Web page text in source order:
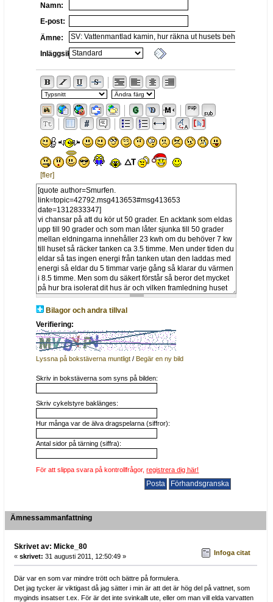
Namn:
E-post:
Ämne:
Inläggsikon:
[fler]
Bilagor och andra tillval
Verifiering:
Lyssna på bokstäverna muntligt /Begär en ny bild
Skriv in bokstäverna som syns på bilden:
Skriv cykelstyre baklänges:
Hur många var de älva dragspelarna (siffror):
Antal sidor på tärning (siffra):
För att slippa svara på kontrollfrågor,registrera dig här!
Ämnessammanfattning
Skrivet av: Micke_80
« skrivet: 31 augusti 2011, 12:50:49 » Infoga citat
Där var en som var mindre trött och bättre på formulera.
Det jag tycker är viktigast då jag sätter i min är att det är hög del på vattnet, som
myginds insatser t.ex. För är det inte svinkallt ute, eller om man vill elda varvatten